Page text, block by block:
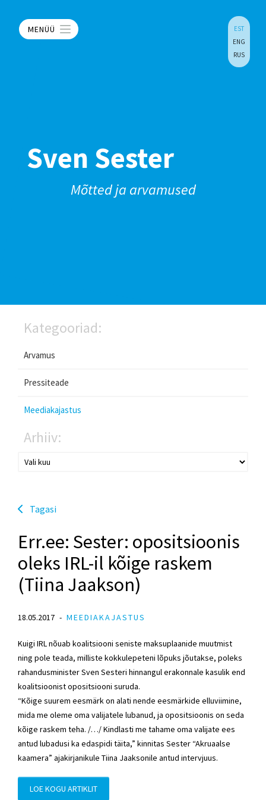
MENÜÜ
EST
ENG
RUS
Sven Sester
Mõtted ja arvamused
Kategooriad:
Arvamus
Pressiteade
Meediakajastus
Arhiiv:
Tagasi
Err.ee: Sester: opositsioonis
oleks IRL-il kõige raskem
(Tiina Jaakson)
18.05.2017 MEEDIAKAJASTUS
Kuigi IRL nõuab koalitsiooni seniste maksuplaanide muutmist
ning pole teada, milliste kokkulepeteni lõpuks jõutakse, poleks
rahandusminister Sven Sesteri hinnangul erakonnale kasulik end
koalitsioonist opositsiooni suruda.
“Kõige suurem eesmärk on alati nende eesmärkide elluviimine,
mida me oleme oma valijatele lubanud, ja opositsioonis on seda
kõige raskem teha. /…/ Kindlasti me tahame oma valijate ees
antud lubadusi ka edaspidi täita,” kinnitas Sester “Akruaalse
kaamera” ajakirjanikule Tiina Jaaksonile antud intervjuus.
LOE KOGU ARTIKLIT